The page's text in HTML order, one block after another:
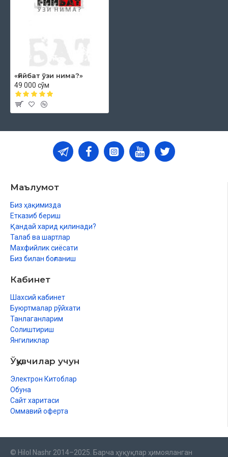
«Ғийбат ўзи нима?»
49 000 сўм
Маълумот
Биз ҳақимизда
Етказиб бериш
Қандай харид қилинади?
Талаб ва шартлар
Махфийлик сиёсати
Биз билан боғланиш
Кабинет
Шахсий кабинет
Буюртмалар рўйхати
Танлаганларим
Солиштириш
Янгиликлар
Ўқувчилар учун
Электрон Китоблар
Обуна
Сайт харитаси
Оммавий оферта
© Hilol Nashr 2014–2025. Барча ҳуқуқлар ҳимояланган